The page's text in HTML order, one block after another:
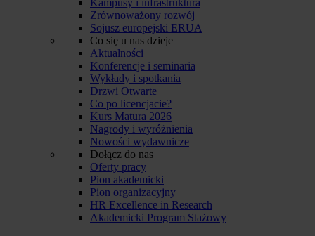
Zrównoważony rozwój
Sojusz europejski ERUA
Co się u nas dzieje
Aktualności
Konferencje i seminaria
Wykłady i spotkania
Drzwi Otwarte
Co po licencjacie?
Kurs Matura 2026
Nagrody i wyróżnienia
Nowości wydawnicze
Dołącz do nas
Oferty pracy
Pion akademicki
Pion organizacyjny
HR Excellence in Research
Akademicki Program Stażowy